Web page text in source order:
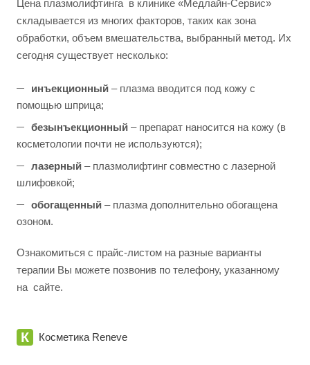
Цена плазмолифтинга в клинике «Медлайн-Сервис»
складывается из многих факторов, таких как зона
обработки, объем вмешательства, выбранный метод. Их
сегодня существует несколько:
инъекционный – плазма вводится под кожу с
помощью шприца;
безынъекционный – препарат наносится на кожу (в
косметологии почти не используются);
лазерный – плазмолифтинг совместно с лазерной
шлифовкой;
обогащенный – плазма дополнительно обогащена
озоном.
Ознакомиться с прайс-листом на разные варианты
терапии Вы можете позвонив по телефону, указанному
на сайте.
К Косметика Reneve